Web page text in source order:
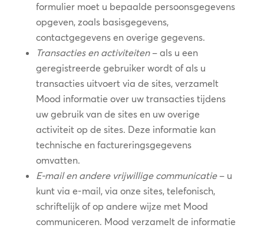
formulier moet u bepaalde persoonsgegevens
opgeven, zoals basisgegevens,
contactgegevens en overige gegevens.
Transacties en activiteiten– als u een
geregistreerde gebruiker wordt of als u
transacties uitvoert via de sites, verzamelt
Mood informatie over uw transacties tijdens
uw gebruik van de sites en uw overige
activiteit op de sites. Deze informatie kan
technische en factureringsgegevens
omvatten.
E-mail en andere vrijwillige communicatie– u
kunt via e-mail, via onze sites, telefonisch,
schriftelijk of op andere wijze met Mood
communiceren. Mood verzamelt de informatie